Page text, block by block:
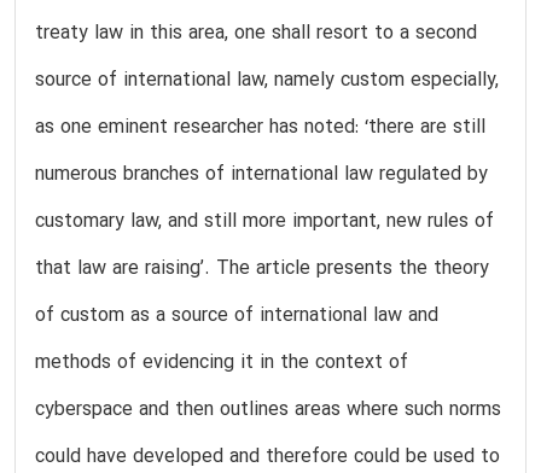
treaty law in this area, one shall resort to a second
source of international law, namely custom especially,
as one eminent researcher has noted: ‘there are still
numerous branches of international law regulated by
customary law, and still more important, new rules of
that law are raising’. The article presents the theory
of custom as a source of international law and
methods of evidencing it in the context of
cyberspace and then outlines areas where such norms
could have developed and therefore could be used to